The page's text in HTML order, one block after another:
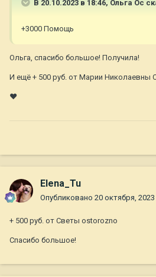
В 20.10.2023 в 18:46, Ольга Ос
+3000 Помощь
Ольга, спасибо большое! Получила!
И ещё + 500 руб. от Марии Николаевны
❤
Elena_Tu
Опубликовано 20 октября, 2023
+ 500 руб. от Светы ostorozno
Спасибо большое!